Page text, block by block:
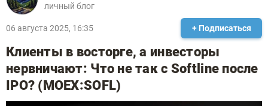
личный блог
06 августа 2025, 16:35 + Подписаться
Клиенты в восторге, а инвесторы
нервничают: Что не так с Softline после
IPO? (MOEX:SOFL)